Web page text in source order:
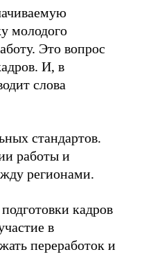
молодого
Это вопрос
И, в
слова
стандартов.
работы и
регионами.
кадров
в
переработок и